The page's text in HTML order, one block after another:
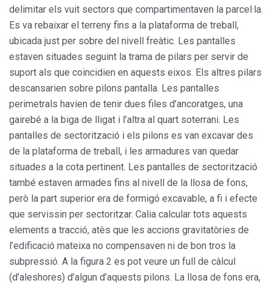
delimitar els vuit sectors que compartimentaven la parcel·la.
Es va rebaixar el terreny fins a la plataforma de treball,
ubicada just per sobre del nivell freàtic. Les pantalles
estaven situades seguint la trama de pilars per servir de
suport als que coincidien en aquests eixos. Els altres pilars
descansarien sobre pilons pantalla. Les pantalles
perimetrals havien de tenir dues files d’ancoratges, una
gairebé a la biga de lligat i l’altra al quart soterrani. Les
pantalles de sectorització i els pilons es van excavar des
de la plataforma de treball, i les armadures van quedar
situades a la cota pertinent. Les pantalles de sectorització
també estaven armades fins al nivell de la llosa de fons,
però la part superior era de formigó excavable, a fi i efecte
que servissin per sectoritzar. Calia calcular tots aquests
elements a tracció, atès que les accions gravitatòries de
l’edificació mateixa no compensaven ni de bon tros la
subpressió. A la figura 2 es pot veure un full de càlcul
(d’aleshores) d’algun d’aquests pilons. La llosa de fons era,